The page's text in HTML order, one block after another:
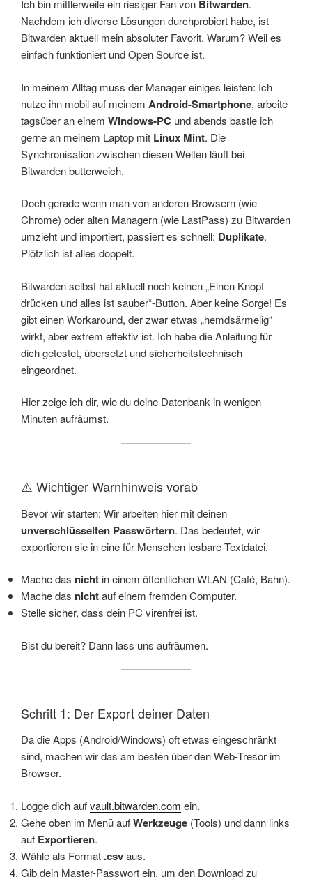
Ich bin mittlerweile ein riesiger Fan von Bitwarden.
Nachdem ich diverse Lösungen durchprobiert habe, ist
Bitwarden aktuell mein absoluter Favorit. Warum? Weil es
einfach funktioniert und Open Source ist.
In meinem Alltag muss der Manager einiges leisten: Ich
nutze ihn mobil auf meinem Android-Smartphone, arbeite
tagsüber an einem Windows-PC und abends bastle ich
gerne an meinem Laptop mit Linux Mint. Die
Synchronisation zwischen diesen Welten läuft bei
Bitwarden butterweich.
Doch gerade wenn man von anderen Browsern (wie
Chrome) oder alten Managern (wie LastPass) zu Bitwarden
umzieht und importiert, passiert es schnell: Duplikate.
Plötzlich ist alles doppelt.
Bitwarden selbst hat aktuell noch keinen „Einen Knopf
drücken und alles ist sauber“-Button. Aber keine Sorge! Es
gibt einen Workaround, der zwar etwas „hemdsärmelig“
wirkt, aber extrem effektiv ist. Ich habe die Anleitung für
dich getestet, übersetzt und sicherheitstechnisch
eingeordnet.
Hier zeige ich dir, wie du deine Datenbank in wenigen
Minuten aufräumst.
⚠️ Wichtiger Warnhinweis vorab
Bevor wir starten: Wir arbeiten hier mit deinen
unverschlüsselten Passwörtern. Das bedeutet, wir
exportieren sie in eine für Menschen lesbare Textdatei.
Mache das nicht in einem öffentlichen WLAN (Café, Bahn).
Mache das nichtauf einem fremden Computer.
Stelle sicher, dass dein PC virenfrei ist.
Bist du bereit? Dann lass uns aufräumen.
Schritt 1: Der Export deiner Daten
Da die Apps (Android/Windows) oft etwas eingeschränkt
sind, machen wir das am besten über den Web-Tresor im
Browser.
Logge dich aufvault.bitwarden.com ein.
Gehe oben im Menü aufWerkzeuge (Tools) und dann links
auf Exportieren.
Wähle als Format .csvaus.
Gib dein Master-Passwort ein, um den Download zu